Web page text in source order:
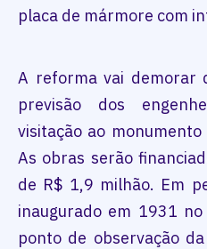
placa de mármore com
A reforma vai demorar
previsão dos
visitação ao
As obras serão
de R$ 1,9 milhão. Em
inaugurado em 1931
ponto de observação